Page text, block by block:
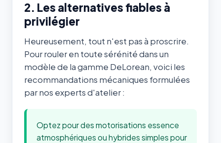
2. Les alternatives fiables à
privilégier
Heureusement, tout n'est pas à proscrire.
Pour rouler en toute sérénité dans un
modèle de la gamme DeLorean, voici les
recommandations mécaniques formulées
par nos experts d'atelier :
Optez pour des motorisations essence
atmosphériques ou hybrides simples pour